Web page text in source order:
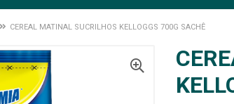
CEREAL MATINAL SUCRILHOS KELLOGGS 700G SACHÊ